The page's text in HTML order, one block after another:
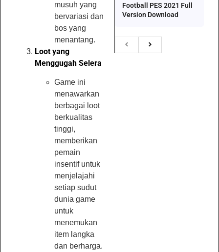
musuh yang
bervariasi dan
bos yang
menantang.
Loot yang
Menggugah Selera
Game ini
menawarkan
berbagai loot
berkualitas
tinggi,
memberikan
pemain
insentif untuk
menjelajahi
setiap sudut
dunia game
untuk
menemukan
item langka
dan berharga.
Football PES 2021 Full
Version Download